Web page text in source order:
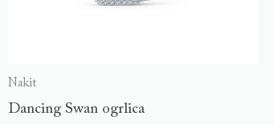
Nakit
Dancing Swan ogrlica